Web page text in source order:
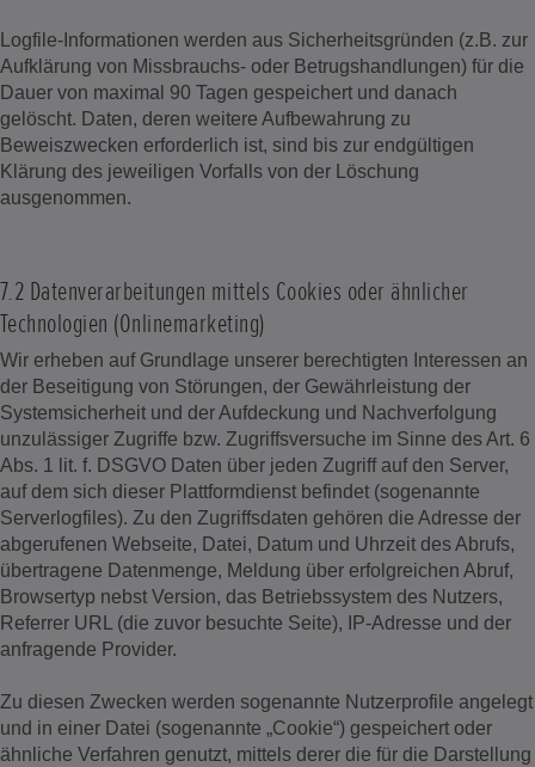
Logfile-Informationen werden aus Sicherheitsgründen (z.B. zur
Aufklärung von Missbrauchs- oder Betrugshandlungen) für die
Dauer von maximal 90 Tagen gespeichert und danach
gelöscht. Daten, deren weitere Aufbewahrung zu
Beweiszwecken erforderlich ist, sind bis zur endgültigen
Klärung des jeweiligen Vorfalls von der Löschung
ausgenommen.
7.2 Datenverarbeitungen mittels Cookies oder ähnlicher
Technologien (Onlinemarketing)
Wir erheben auf Grundlage unserer berechtigten Interessen an
der Beseitigung von Störungen, der Gewährleistung der
Systemsicherheit und der Aufdeckung und Nachverfolgung
unzulässiger Zugriffe bzw. Zugriffsversuche im Sinne des Art. 6
Abs. 1 lit. f. DSGVO Daten über jeden Zugriff auf den Server,
auf dem sich dieser Plattformdienst befindet (sogenannte
Serverlogfiles). Zu den Zugriffsdaten gehören die Adresse der
abgerufenen Webseite, Datei, Datum und Uhrzeit des Abrufs,
übertragene Datenmenge, Meldung über erfolgreichen Abruf,
Browsertyp nebst Version, das Betriebssystem des Nutzers,
Referrer URL (die zuvor besuchte Seite), IP-Adresse und der
anfragende Provider.
Zu diesen Zwecken werden sogenannte Nutzerprofile angelegt
und in einer Datei (sogenannte „Cookie“) gespeichert oder
ähnliche Verfahren genutzt, mittels derer die für die Darstellung